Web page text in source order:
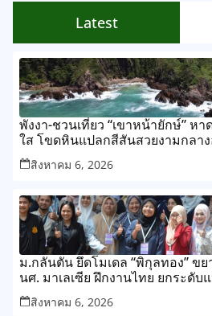
Latest
พังงา-ชวนเที่ยว “เขาหน้ายักษ์” ห
ใส โขดหินแปลกสีสันสวยงามกลา
ท้ายเหมือง
สิงหาคม 6, 2026
ม.กลันตัน ยึดโมเดล “พิกุลทอง” ขย
นศ. มาเลเซีย ฝึกงานไทย ยกระดับ
ชุมชน
สิงหาคม 6, 2026